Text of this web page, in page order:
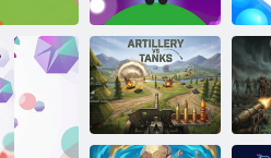
Vur